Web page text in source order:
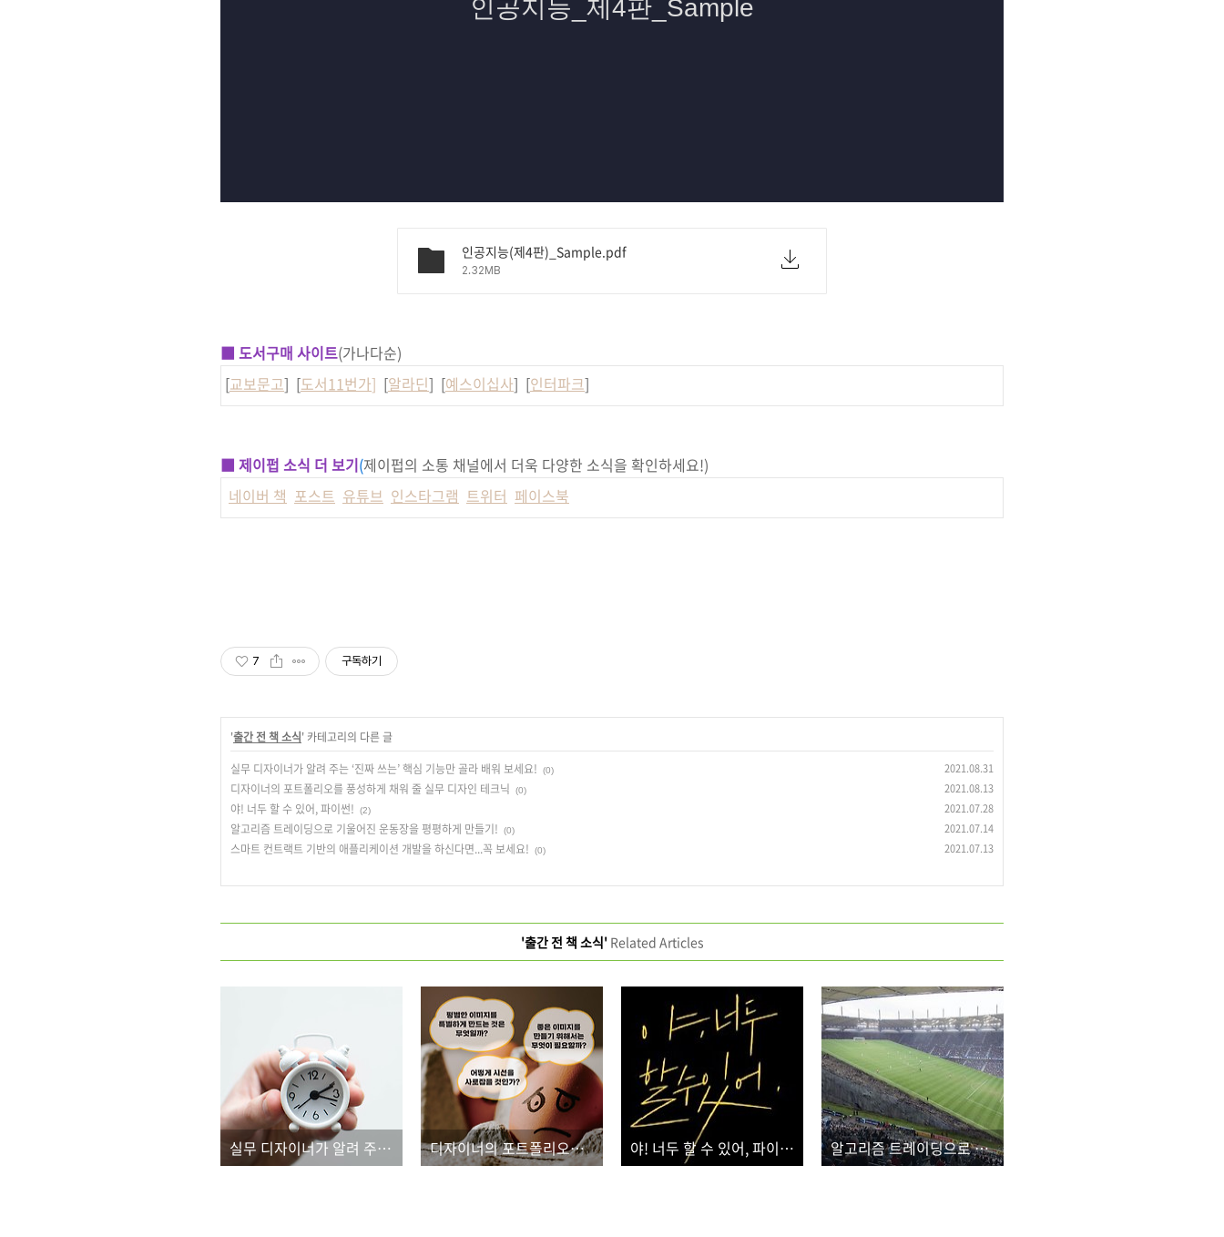
인공지능(제4판)_Sample.pdf
2.32MB
■ 도서구매 사이트(가나다순)
[교보문고] [도서11번가] [알라딘] [예스이십사] [인터파크]
■ 제이펍 소식 더 보기(제이펍의 소통 채널에서 더욱 다양한 소식을 확인하세요!)
네이버 책 포스트 유튜브 인스타그램 트위터 페이스북
7 구독하기
'출간 전 책 소식' 카테고리의 다른 글
실무 디자이너가 알려 주는 ‘진짜 쓰는’ 핵심 기능만 골라 배워 보세요!
(0) 2021.08.31
디자이너의 포트폴리오를 풍성하게 채워 줄 실무 디자인 테크닉 (0) 2021.08.13
야! 너두 할 수 있어, 파이썬! (2) 2021.07.28
알고리즘 트레이딩으로 기울어진 운동장을 평평하게 만들기! (0) 2021.07.14
스마트 컨트랙트 기반의 애플리케이션 개발을 하신다면...꼭 보세요! (0) 2021.07.13
'출간 전 책 소식'Related Articles
실무 디자이너가 알려 주는 ‘진짜 쓰는’ 핵심 기능만 골라 배워 보세요! 디자이너의 포트폴리오를 풍성하게 채워 줄 실무 디자인 테크닉 야! 너두 할 수 있어, 파이썬! 알고리즘 트레이딩으로 기울어진 운동장을 평평하게 만들기!